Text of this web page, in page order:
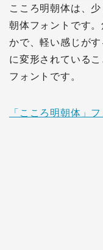
こころ明朝体は、
朝体フォントです
かで、軽い感じが
に変形されている
フォントです。
「こころ明朝体」